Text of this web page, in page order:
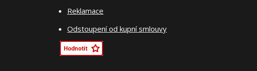
Reklamace
Odstoupení od kupní smlouvy